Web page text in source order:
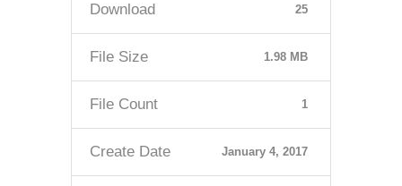
Download 25
File Size 1.98 MB
File Count 1
Create Date January 4, 2017